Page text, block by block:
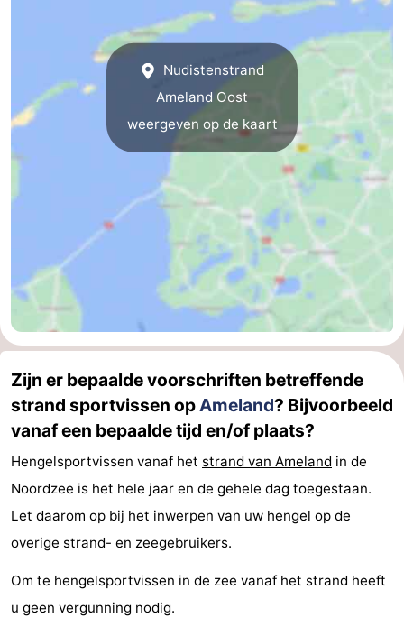
Uitkijkpunten
Attracties
Speeltuinen
Minigolfbanen
Natuur
Rondleidingen
Sporten
-
Zwembaden
-
Fietsen
-
Wandelen
-
Paardrijden
-
Nudistenstrand
Ameland Oost
weergeven op de kaart
Zijn er bepaalde voorschriften betreffende
strand sportvissen opAmeland? Bijvoorbeeld
vanaf een bepaalde tijd en/of plaats?
Hengelsportvissen vanaf het strand van Ameland in de
Noordzee is het hele jaar en de gehele dag toegestaan.
Let daarom op bij het inwerpen van uw hengel op de
overige strand- en zeegebruikers.
Om te hengelsportvissen in de zee vanaf het strand heeft
u geen vergunning nodig.